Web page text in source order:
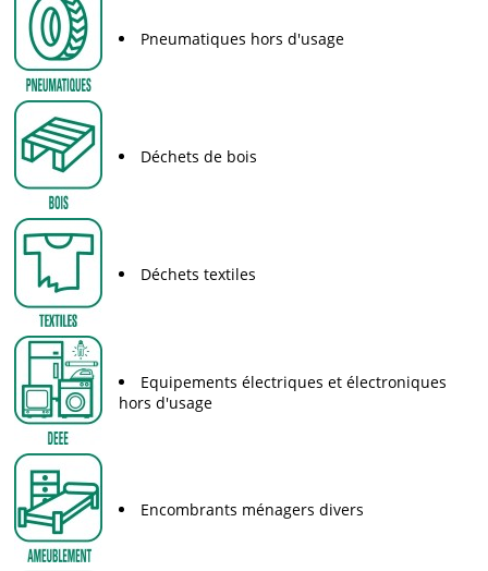
Pneumatiques hors d'usage
Déchets de bois
Déchets textiles
Equipements électriques et électroniques
hors d'usage
Encombrants ménagers divers